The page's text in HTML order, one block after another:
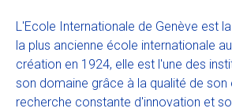
Découvrir l'Ecolint
Nos 3 campus
L'Ecole Internationale de Genève est
la plus ancienne école internationale
création en 1924, elle est l'une des
son domaine grâce à la qualité de son
recherche constante d'innovation et